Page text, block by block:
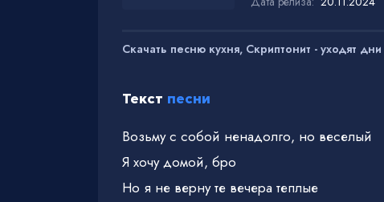
Скачать песню кухня, Скриптонит - уходят дни
Текст песни
Возьму с собой ненадолго, но веселый
Я хочу домой, бро
Но я не верну те вечера теплые